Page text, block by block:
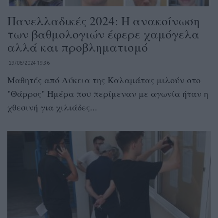
Πανελλαδικές 2024: Η ανακοίνωση
των βαθμολογιών έφερε χαμόγελα
αλλά και προβληματισμό
29/06/2024 19:36
Μαθητές από Λύκεια της Καλαμάτας μιλούν στο
"Θάρρος" Ημέρα που περίμεναν με αγωνία ήταν η
χθεσινή για χιλιάδες...